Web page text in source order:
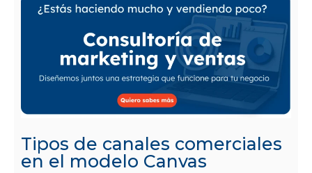
Tipos de canales comerciales
en el modelo Canvas